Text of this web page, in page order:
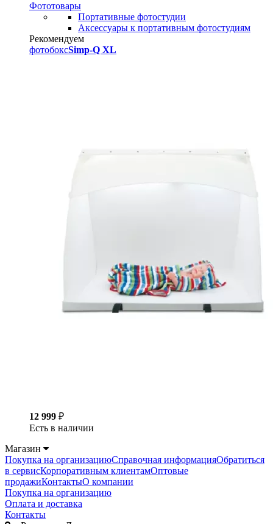
Фототовары
Портативные фотостудии
Аксессуары к портативным фотостудиям
Рекомендуем
фотобоксSimp-Q XL
12 999 ₽
Есть в наличии
Магазин
Покупка на организациюСправочная информацияОбратиться
в сервисКорпоративным клиентамОптовые
продажиКонтактыО компании
Покупка на организацию
Оплата и доставка
Контакты